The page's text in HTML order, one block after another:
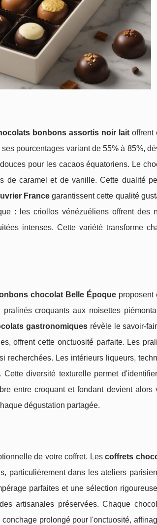
bonbons assortis noir lait offrent
pourcentages variant de 55% à 85%,
pour les cacaos équatoriens. Le
de caramel et de vanille. Cette dualité
Francegarantissent cette qualité
: les criollos vénézuéliens offrent des
intenses. Cette variété transforme
chocolat Belle Époqueproposent
croquants aux noisettes
gastronomiques révèle le savoir-
offrent cette onctuosité parfaite. Les
recherchées. Les intérieurs liqueurs,
diversité texturelle permet
entre croquant et fondant devient alors
dégustation partagée.
de votre coffret. Lescoffrets
particulièrement dans les ateliers
parfaites et une sélection
artisanales préservées. Chaque
prolongé pour l'onctuosité,